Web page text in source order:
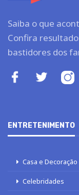
Saiba o que
Confira
bastidores dos
ENTRETENIMENTO
Casa e Decoração
Celebridades